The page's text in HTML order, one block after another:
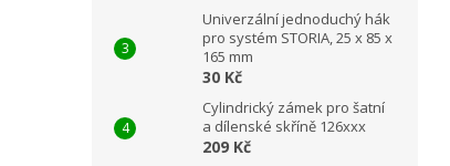
Univerzální jednoduchý hák
pro systém STORIA, 25 x 85 x
165 mm
30 Kč
Cylindrický zámek pro šatní
a dílenské skříně 126xxx
209 Kč